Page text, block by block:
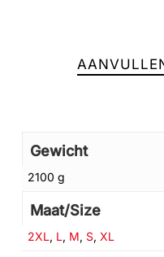
Gewicht
2100 g
Maat/Size
2XL, L, M, S, XL